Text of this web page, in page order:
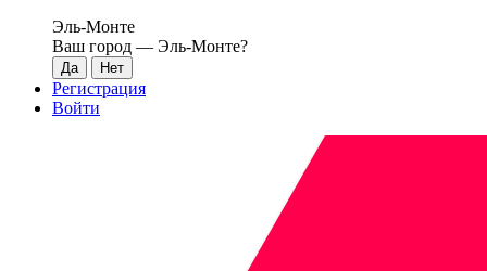
Эль-Монте
Ваш город — Эль-Монте?
Регистрация
Войти